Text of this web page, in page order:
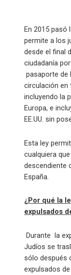
En 2015 pasó
permite a los
desde el final
ciudadanía
pasaporte de
circulación en
incluyendo la
Europa, e
EE.UU. sin
Esta ley
cualquiera
descendiente
España.
¿Por qué la
expulsados
Durante la
Judíos se
sólo después
expulsados